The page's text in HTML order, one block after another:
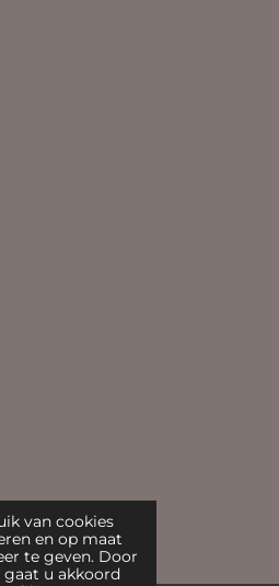
van cookies
en op maat
te geven. Door
gaat u akkoord